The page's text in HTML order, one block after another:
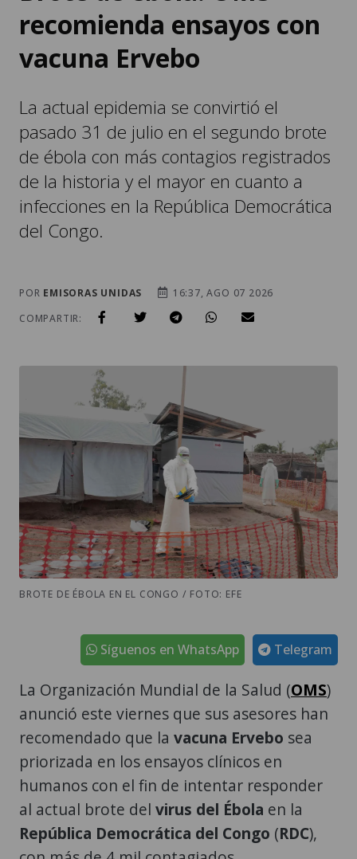
recomienda ensayos con
vacuna Ervebo
La actual epidemia se convirtió el
pasado 31 de julio en el segundo brote
de ébola con más contagios registrados
de la historia y el mayor en cuanto a
infecciones en la República Democrática
del Congo.
POR EMISORAS UNIDAS
16:37, AGO 07 2026
COMPARTIR:
BROTE DE ÉBOLA EN EL CONGO / FOTO: EFE
Telegram
Síguenos en WhatsApp
La Organización Mundial de la Salud (OMS)
anunció este viernes que sus asesores han
recomendado que la vacuna Ervebo sea
priorizada en los ensayos clínicos en
humanos con el fin de intentar responder
al actual brote del virus del Ébola en la
República Democrática del Congo (RDC),